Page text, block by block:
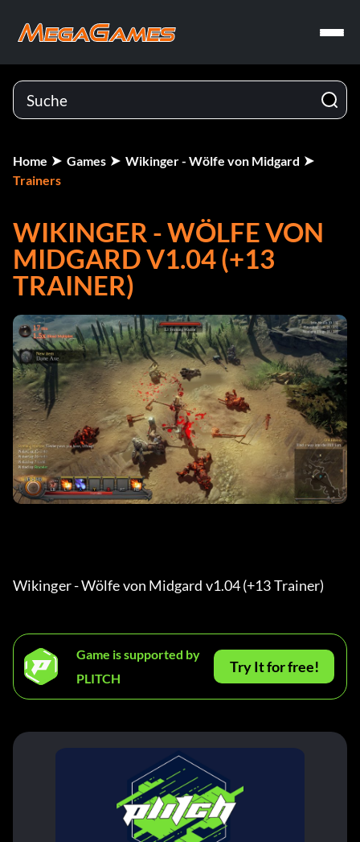
Home Games
Wikinger - Wölfe von Midgard
Trainers
WIKINGER - WÖLFE VON
MIDGARD V1.04 (+13
TRAINER)
Wikinger - Wölfe von Midgard v1.04 (+13 Trainer)
Game is supported by
PLITCH
Try It for free!